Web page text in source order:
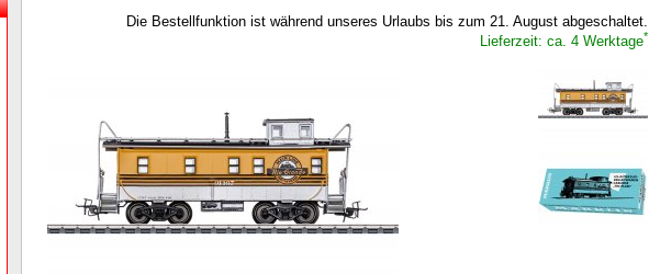
Die Bestellfunktion ist während unseres Urlaubs bis zum 21. August abgeschaltet.
Lieferzeit: ca. 4 Werktage*